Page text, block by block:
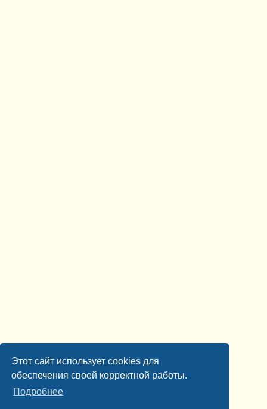
Этот сайт использует cookies для
обеспечения своей корректной работы.
Подробнее